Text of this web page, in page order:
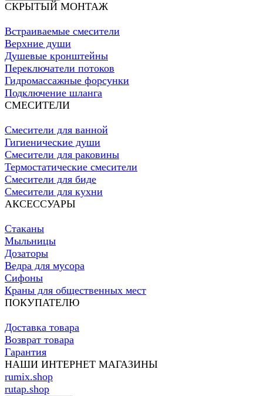
СКРЫТЫЙ МОНТАЖ
Встраиваемые смесители
Верхние души
Душевые кронштейны
Переключатели потоков
Гидромассажные форсунки
Подключение шланга
СМЕСИТЕЛИ
Смесители для ванной
Гигиенические души
Смесители для раковины
Термостатические смесители
Смесители для биде
Смесители для кухни
АКСЕССУАРЫ
Стаканы
Мыльницы
Дозаторы
Ведра для мусора
Сифоны
Краны для общественных мест
ПОКУПАТЕЛЮ
Доставка товара
Возврат товара
Гарантия
НАШИ ИНТЕРНЕТ МАГАЗИНЫ
rumix.shop
rutap.shop